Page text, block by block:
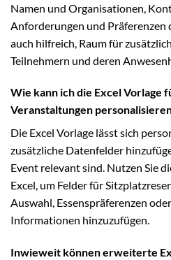
Namen und Organisationen,
Anforderungen und Präferenzen
auch hilfreich, Raum für
Teilnehmern und deren
Wie kann ich die Excel Vorlage
Veranstaltungen
Die Excel Vorlage lässt sich
zusätzliche Datenfelder
Event relevant sind. Nutzen Sie
Excel, um Felder für
Auswahl, Essenspräferenzen
Informationen hinzuzufügen.
Inwieweit können erweiterte